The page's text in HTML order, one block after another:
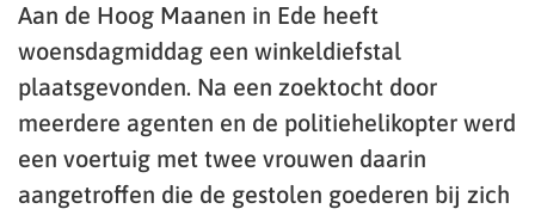
Aan de Hoog Maanen in Ede heeft
woensdagmiddag een winkeldiefstal
plaatsgevonden. Na een zoektocht door
meerdere agenten en de politiehelikopter werd
een voertuig met twee vrouwen daarin
aangetroffen die de gestolen goederen bij zich